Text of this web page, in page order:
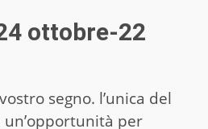
ottobre-22
segno. l’unica del
per